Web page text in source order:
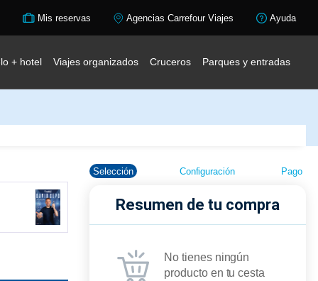
Mis reservas Agencias Carrefour Viajes Ayuda
+ hotel Viajes organizados Cruceros Parques y entradas
Selección Configuración Pago
Resumen de tu compra
No tienes ningún
producto en tu cesta